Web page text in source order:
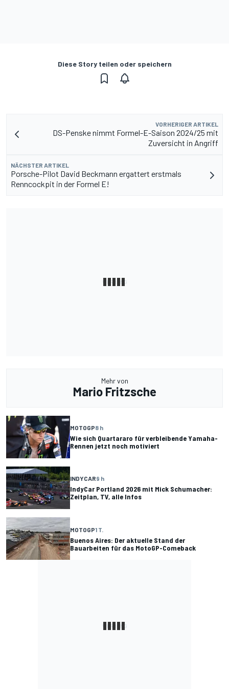
Diese Story teilen oder speichern
VORHERIGER ARTIKEL
DS-Penske nimmt Formel-E-Saison 2024/25 mit
Zuversicht in Angriff
NÄCHSTER ARTIKEL
Porsche-Pilot David Beckmann ergattert erstmals
Renncockpit in der Formel E!
Mehr von
Mario Fritzsche
MOTOGP8 h
Wie sich Quartararo für verbleibende Yamaha-
Rennen jetzt noch motiviert
INDYCAR9 h
IndyCar Portland 2026 mit Mick Schumacher:
Zeitplan, TV, alle Infos
MOTOGP1 T.
Buenos Aires: Der aktuelle Stand der
Bauarbeiten für das MotoGP-Comeback